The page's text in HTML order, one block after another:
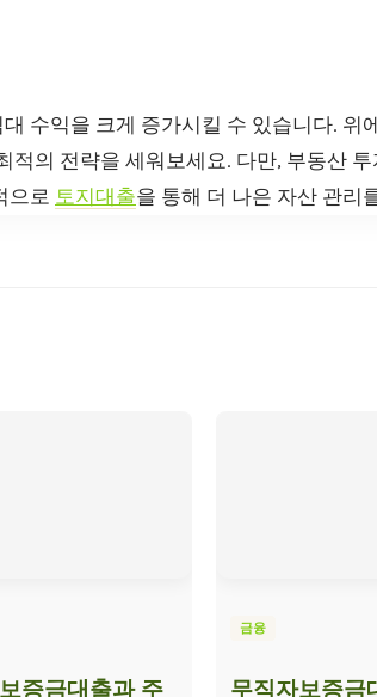
수익을 크게 증가시킬 수 있습니다. 위
적의 전략을 세워보세요. 다만, 부동산
으로 토지대출을 통해 더 나은 자산 관리
증금대출과 주
금융
무직자보증금